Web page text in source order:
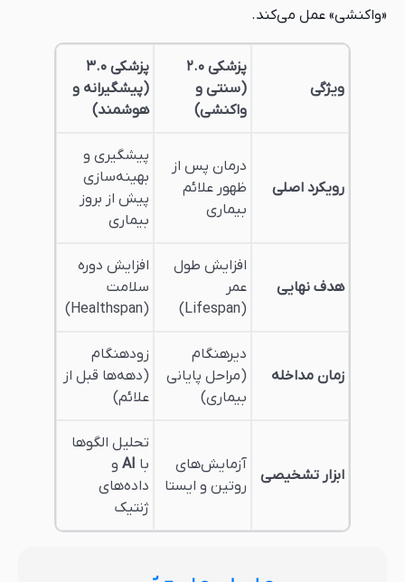
«واکنشی» عمل می‌کند.
ویژگی
پزشکی ۲.۰
(سنتی و
واکنشی)
پزشکی ۳.۰
(پیشگیرانه و
هوشمند)
رویکرد اصلی
درمان پس از
ظهور علائم
بیماری
پیشگیری و
بهینه‌سازی
پیش از بروز
بیماری
هدف نهایی
افزایش طول
عمر
(Lifespan)
افزایش دوره
سلامت
(Healthspan)
زمان مداخله
دیرهنگام
(مراحل پایانی
بیماری)
زودهنگام
(دهه‌ها قبل از
علائم)
ابزار تشخیصی
آزمایش‌های
روتین و ایستا
تحلیل الگوها
با AI و
داده‌های
ژنتیک